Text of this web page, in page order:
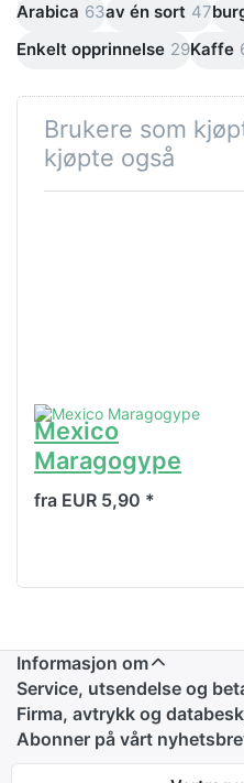
Arabica 63av én sort 47
Enkelt opprinnelse 29Kaffe
Brukere som
kjøpte også
Mexico
Maragogype
fra EUR 5,90 *
Informasjon om
Service, utsendelse og
Firma, avtrykk og
Abonner på vårt